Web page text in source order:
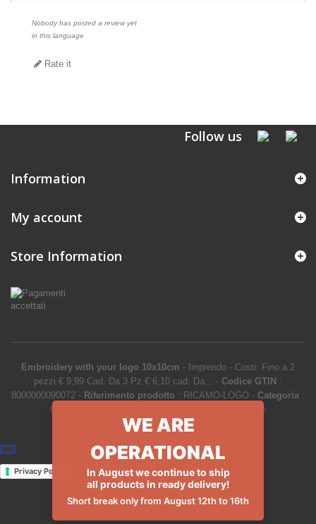
Nobody has posted a review yet
in this language
Rate it
Follow us
Information
My account
Store Information
Embroidery with your logo 10x10cm - Imprendo - Costi: Fino a 2
pezzi € 9,99 Cad. Da 3 Pz € 6,10 cad. Da... - Codice GTIN :
8000000090072 - Riferimento prodotto : RICAMO-LOGO - Categoria :
Customize A Product
Customize A
Embroidery with your logo 10x10cm
Privacy Policy Cookie Policy
WE ARE
OPERATIONAL
In August we continue to ship
all products in ready delivery!
Short break only from August 12th to 16th